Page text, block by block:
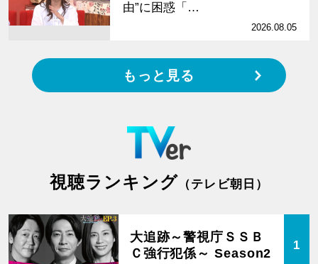
由”に困惑「…
2026.08.05
もっと見る
視聴ランキング （テレビ朝日）
大追跡～警視庁ＳＳＢ
Ｃ強行犯係～ Season2
1